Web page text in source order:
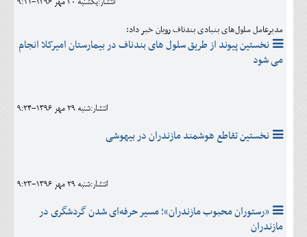
کلینیک
حقوقی
اقتصادی
انتشار:يکشنبه 30 مهر 1396-9:11
مدیرعامل سلول‌های بنیادی بندناف رویان خبر داد:
نخستین پیوند از طریق سلول های بندناف در بیمارستان امیرکلا انجام
می شود
انتشار:شنبه 29 مهر 1396-9:24
نخستین تقاطع هوشمند مازندران در بیهوشی
انتشار:شنبه 29 مهر 1396-9:23
«رستوران محبوب مازندران»؛ مسیر حرفه‌ای شدن گردشگری در
مازندران